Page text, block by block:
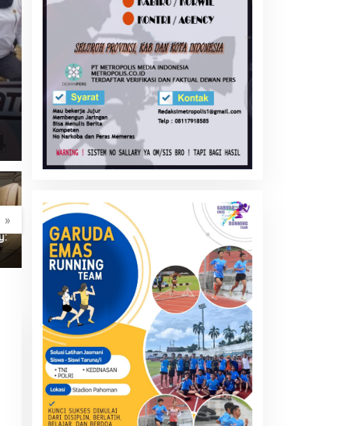
»
Guratan Asa, ‘Sabak
dimata’ tak bisa
disembunyikan..
Ketika Korban Genosida
Mengulurkan Tangan untuk
Aceh